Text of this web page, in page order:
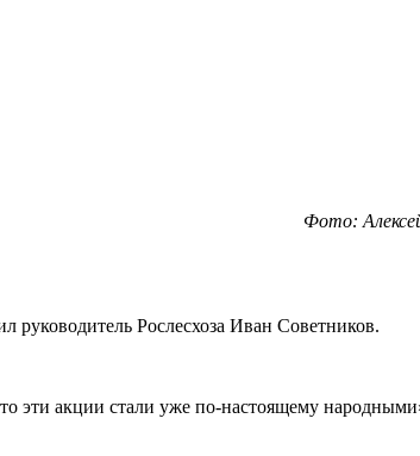
Фото:
руководитель Рослесхоза Иван Советников.
эти акции стали уже по-настоящему